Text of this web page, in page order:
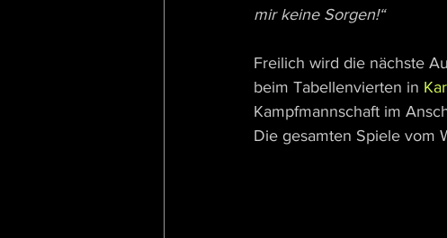
mir keine Sorgen!“
Freilich wird die nächste
beim Tabellenvierten in
Kampfmannschaft im
Die gesamten Spiele vom